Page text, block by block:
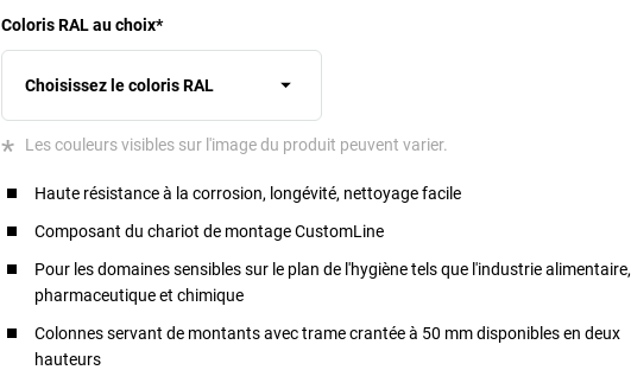
Coloris RAL au choix*
Choisissez le coloris RAL
* Les couleurs visibles sur l'image du produit peuvent varier.
Haute résistance à la corrosion, longévité, nettoyage facile
Composant du chariot de montage CustomLine
Pour les domaines sensibles sur le plan de l'hygiène tels que l'industrie alimentaire,
pharmaceutique et chimique
Colonnes servant de montants avec trame crantée à 50 mm disponibles en deux
hauteurs